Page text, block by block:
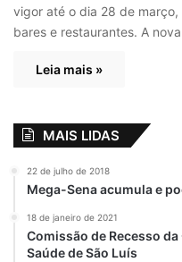
vigor até o dia 28 de
bares e restaurantes. A
Leia mais »
MAIS LIDAS
22 de julho de 2018
Mega-Sena acumula e
18 de janeiro de 2021
Comissão de Recesso
Saúde de São Luís